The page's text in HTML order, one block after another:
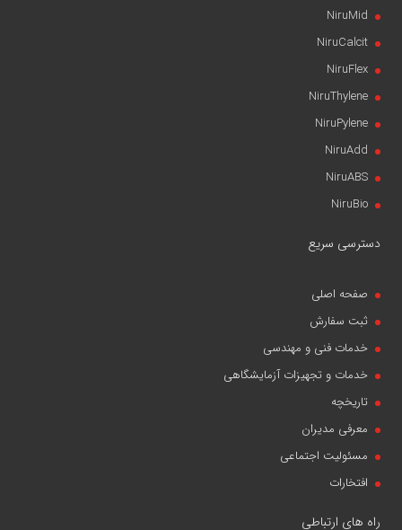
NiruMid
NiruCalcit
NiruFlex
NiruThylene
NiruPylene
NiruAdd
NiruABS
NiruBio
دسترسی سریع
صفحه اصلی
ثبت سفارش
خدمات فنی و مهندسی
خدمات و تجهیزات آزمایشگاهی
تاریخچه
معرفی مدیران
مسئولیت اجتماعی
افتخارات
راه های ارتباطی